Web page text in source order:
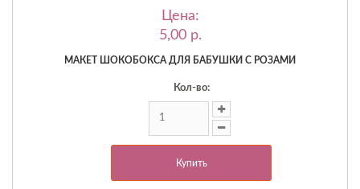
Цена:
5,00 p.
МАКЕТ ШОКОБОКСА ДЛЯ БАБУШКИ С РОЗАМИ
Кол-во:
Купить